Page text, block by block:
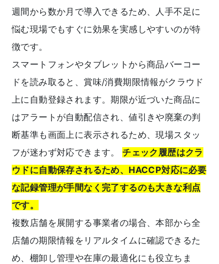
週間から数か月で導入できるため、人手不足に
悩む現場でもすぐに効果を実感しやすいのが特
徴です。
スマートフォンやタブレットから商品バーコー
ドを読み取ると、賞味/消費期限情報がクラウド
上に自動登録されます。期限が近づいた商品に
はアラートが自動配信され、値引きや廃棄の判
断基準も画面上に表示されるため、現場スタッ
フが迷わず対応できます。 チェック履歴はクラ
ウドに自動保存されるため、HACCP対応に必要
な記録管理が手間なく完了するのも大きな利点
です。
複数店舗を展開する事業者の場合、本部から全
店舗の期限情報をリアルタイムに確認できるた
め、棚卸し管理や在庫の最適化にも役立ちま